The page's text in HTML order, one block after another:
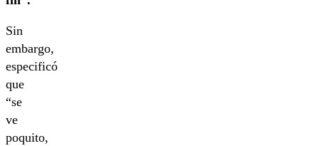
Sin
embargo,
especificó
que
“se
ve
poquito,